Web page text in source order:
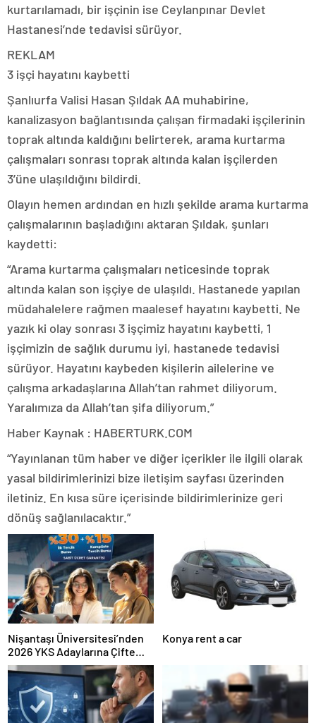
kurtarılamadı, bir işçinin ise Ceylanpınar Devlet
Hastanesi’nde tedavisi sürüyor.
REKLAM
3 işçi hayatını kaybetti
Şanlıurfa Valisi Hasan Şıldak AA muhabirine,
kanalizasyon bağlantısında çalışan firmadaki işçilerinin
toprak altında kaldığını belirterek, arama kurtarma
çalışmaları sonrası toprak altında kalan işçilerden
3’üne ulaşıldığını bildirdi.
Olayın hemen ardından en hızlı şekilde arama kurtarma
çalışmalarının başladığını aktaran Şıldak, şunları
kaydetti:
“Arama kurtarma çalışmaları neticesinde toprak
altında kalan son işçiye de ulaşıldı. Hastanede yapılan
müdahalelere rağmen maalesef hayatını kaybetti. Ne
yazık ki olay sonrası 3 işçimiz hayatını kaybetti, 1
işçimizin de sağlık durumu iyi, hastanede tedavisi
sürüyor. Hayatını kaybeden kişilerin ailelerine ve
çalışma arkadaşlarına Allah’tan rahmet diliyorum.
Yaralımıza da Allah’tan şifa diliyorum.”
Haber Kaynak : HABERTURK.COM
“Yayınlanan tüm haber ve diğer içerikler ile ilgili olarak
yasal bildirimlerinizi bize iletişim sayfası üzerinden
iletiniz. En kısa süre içerisinde bildirimlerinize geri
dönüş sağlanılacaktır.”
Nişantaşı Üniversitesi’nden
2026 YKS Adaylarına Çifte
Güvence: Sabit Ücret ve
Kesintisiz Burs
Konya rent a car